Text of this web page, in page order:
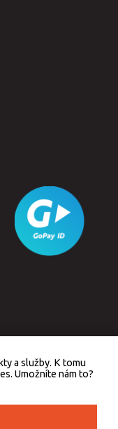
kupujícímu účtenku.
daně online, v případě
a služby. K tomu
Umožníte nám to?